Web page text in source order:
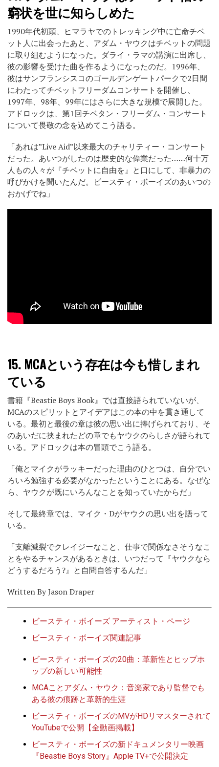
窮状を世に知らしめた
1990年代初頭、ヒマラヤでのトレッキング中に亡命チベ
ット人に出会ったあと、アダム・ヤウクはチベットの問題
に取り組むようになった。ダライ・ラマの講演に出席し、
彼の影響を受けた曲を作るようになったのだ。1996年、
彼はサンフランシスコのゴールデンゲートパークで2日間
にわたってチベットフリーダムコンサートを開催し、
1997年、98年、99年にはさらに大きな規模で展開した。
アドロックは、第1回チベタン・フリーダム・コンサート
について畏敬の念を込めてこう語る。
「あれは”Live Aid”以来最大のチャリティー・コンサート
だった。あいつがしたのは歴史的な偉業だった……何十万
人もの人々が『チベットに自由を』と口にして、非暴力の
呼びかけを聞いたんだ。ビースティ・ボーイズのあいつの
おかげでね」
15.MCAという存在は今も惜しまれ
ている
書籍『Beastie Boys Book』では直接語られていないが、
MCAのスピリットとアイデアはこの本の中を貫き通して
いる。最初と最後の章は彼の思い出に捧げられており、そ
のあいだに挟まれたどの章でもヤウクのらしさが語られて
いる。アドロックは本の冒頭でこう語る。
「俺とマイクがラッキーだった理由のひとつは、自分でい
ろいろ勉強する必要がなかったということにある。なぜな
ら、ヤウクが既にいろんなことを知っていたからだ」
そして最終章では、マイク・Dがヤウクの思い出を語って
いる。
「支離滅裂でクレイジーなこと、仕事で関係なさそうなこ
とをやるチャンスがあるときは、いつだって『ヤウクなら
どうするだろう?』と自問自答するんだ」
Written By Jason Draper
ビースティ・ボイーズ アーティスト・ページ
ビースティ・ボーイズ関連記事
ビースティ・ボーイズの20曲：革新性とヒップホ
ップの新しい可能性
MCAことアダム・ヤウク：音楽家であり監督でも
ある彼の痕跡と革新的生涯
ビースティ・ボーイズのMVがHDリマスターされて
YouTubeで公開【全動画掲載】
ビースティ・ボーイズの新ドキュメンタリー映画
『Beastie Boys Story』Apple TV+で公開決定